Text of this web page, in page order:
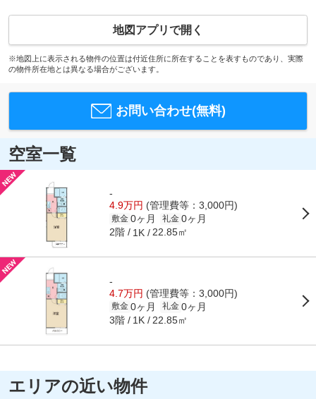
地図アプリで開く
※地図上に表示される物件の位置は付近住所に所在することを表すものであり、実際
の物件所在地とは異なる場合がございます。
お問い合わせ(無料)
空室一覧
-
4.9万円 (管理費等：3,000円)
敷金 0ヶ月 礼金 0ヶ月
2階 1K 22.85㎡
-
4.7万円 (管理費等：3,000円)
敷金 0ヶ月 礼金 0ヶ月
3階 1K 22.85㎡
エリアの近い物件